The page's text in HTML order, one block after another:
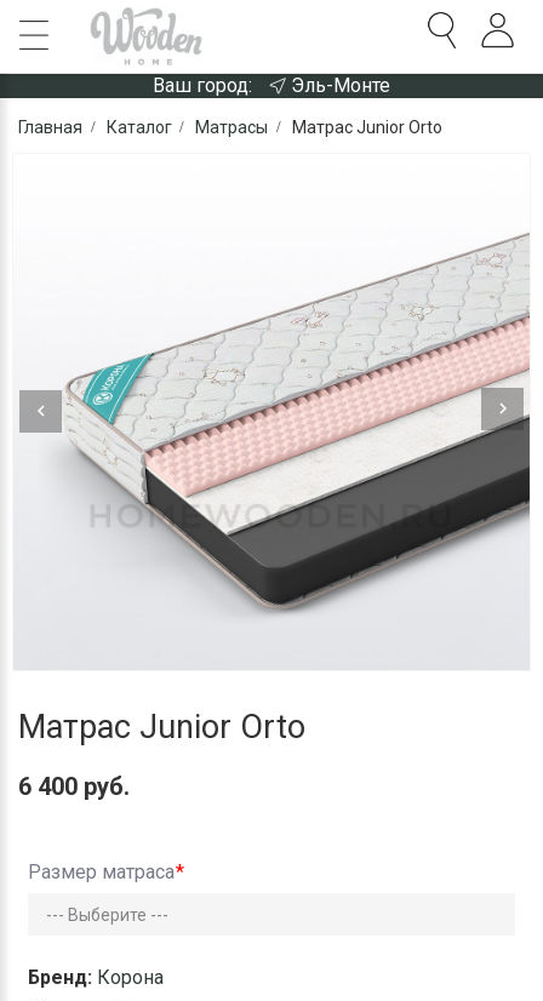
Ваш город: Эль-Монте
Главная Каталог Матрасы Матрас Junior Orto
Матрас Junior Orto
6 400 руб.
Размер матраса
Бренд: Корона